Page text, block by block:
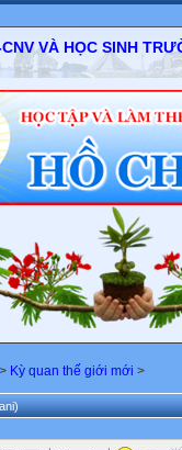
VIÊN-CNV VÀ HỌC
> Kỳ quan thế giới mới >